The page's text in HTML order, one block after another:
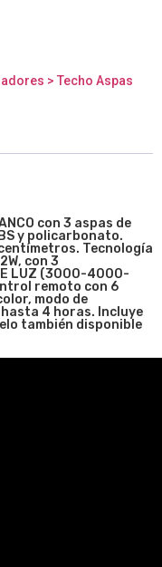
> Techo Aspas
con 3 aspas de
y policarbonato.
Tecnología
con 3
LUZ (3000-4000-
remoto con 6
modo de
4 horas. Incluye
también disponible